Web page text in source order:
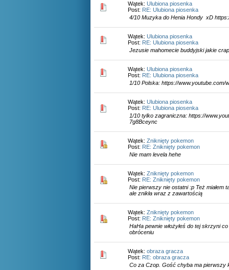
Wątek: Ulubiona piosenka
Post: RE: Ulubiona piosenka
4/10 Muzyka do Henia Hondy xD
Wątek: Ulubiona piosenka
Post: RE: Ulubiona piosenka
Jezusie mahomecie buddyjski jakie
Wątek: Ulubiona piosenka
Post: RE: Ulubiona piosenka
1/10 Polska: https://www.youtube.com/
Wątek: Ulubiona piosenka
Post: RE: Ulubiona piosenka
1/10 tylko zagraniczna: https://
7g8Bceync
Wątek: Zniknięty pokemon
Post: RE: Zniknięty pokemon
Nie mam levela hehe
Wątek: Zniknięty pokemon
Post: RE: Zniknięty pokemon
Nie pierwszy nie ostatni :p Też miałem
ale znikła wraz z zawartością
Wątek: Zniknięty pokemon
Post: RE: Zniknięty pokemon
HaHa pewnie włożyłeś do tej skrzyni
obróceniu
Wątek: obraza gracza
Post: RE: obraza gracza
Co za Czop. Gość chyba ma pierwszy